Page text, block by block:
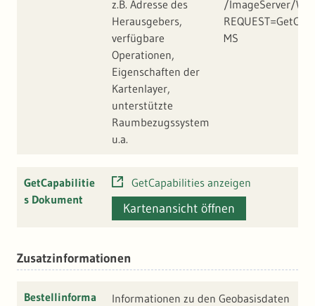
z.B. Adresse des
Herausgebers,
verfügbare
Operationen,
Eigenschaften der
Kartenlayer,
unterstützte
Raumbezugssystem
u.a.
/ImageServer/
MS
GetCapabilitie
s Dokument
GetCapabilities anzeigen
Kartenansicht öffnen
Zusatzinformationen
Bestellinforma
Informationen zu den Geobasisdaten